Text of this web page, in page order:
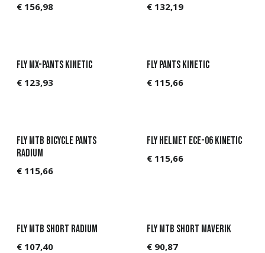
€ 156,98 € 132,19
Fly MX-Pants KINETIC
€ 123,93
Fly Pants Kinetic
€ 115,66
FLY MTB Bicycle pants
Radium
€ 115,66
Fly Helmet ECE-06 Kinetic
€ 115,66
FLY MTB Short RADIUM
€ 107,40
FLY MTB Short Maverik
€ 90,87